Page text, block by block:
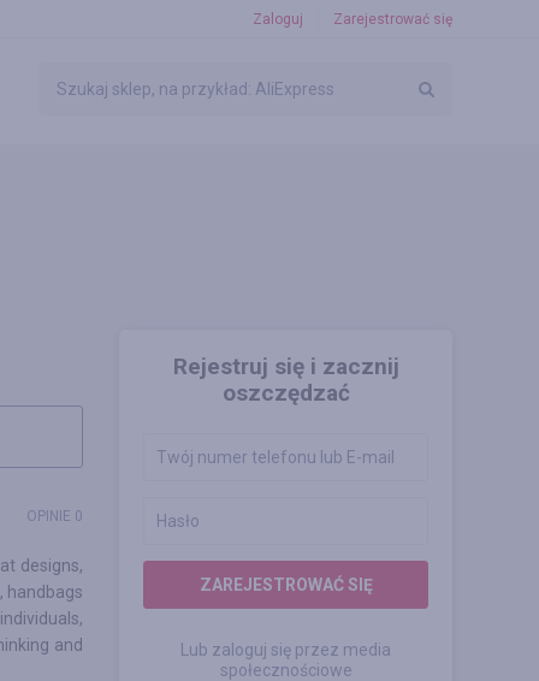
Zaloguj Zarejestrować się
Rejestruj się i zacznij
oszczędzać
ZAREJESTROWAĆ SIĘ
Lub zaloguj się przez media
społecznościowe
OPINIE 0
designs,
handbags
and